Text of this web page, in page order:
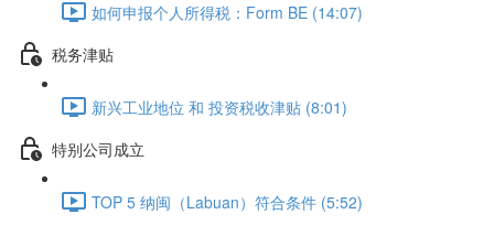
如何申报个人所得税：Form BE (14:07)
税务津贴
新兴工业地位 和 投资税收津贴 (8:01)
特别公司成立
TOP 5 纳闽（Labuan）符合条件 (5:52)